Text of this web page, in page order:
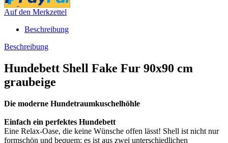
Auf den Merkzettel
Beschreibung
Beschreibung
Hundebett Shell Fake Fur 90x90 cm
graubeige
Die moderne Hundetraumkuschelhöhle
Einfach ein perfektes Hundebett
Eine Relax-Oase, die keine Wünsche offen lässt! Shell ist nicht nur
formschön und bequem; es ist aus zwei unterschiedlichen